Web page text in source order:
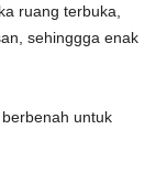
ruang terbuka,
sehinggga enak
untuk